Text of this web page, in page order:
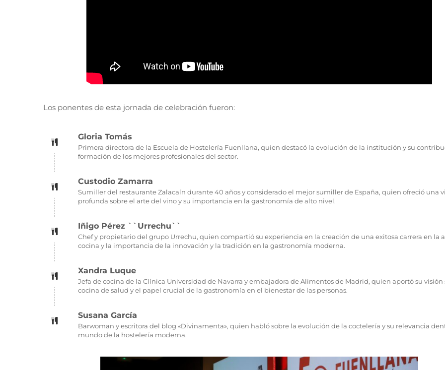
Los ponentes de esta jornada de celebración fueron:
Gloria Tomás
Primera directora de la Escuela de Hostelería Fuenllana, quien destacó la evolución de la institución y su
formación de los mejores profesionales del sector.
Custodio Zamarra
Sumiller del restaurante Zalacaín durante 40 años y considerado el mejor sumiller de España, quien ofreció una
profunda sobre el arte del vino y su importancia en la gastronomía de alto nivel.
Iñigo Pérez ``Urrechu``
Chef y propietario del grupo Urrechu, quien compartió su experiencia en la creación de una exitosa carrera en la
cocina y la importancia de la innovación y la tradición en la gastronomía moderna.
Xandra Luque
Jefa de cocina de la Clínica Universidad de Navarra y embajadora de Alimentos de Madrid, quien aportó su visión
cocina de salud y el papel crucial de la gastronomía en el bienestar de las personas.
Susana García
Barwoman y escritora del blog «Divinamenta», quien habló sobre la evolución de la coctelería y su relevancia
mundo de la hostelería moderna.